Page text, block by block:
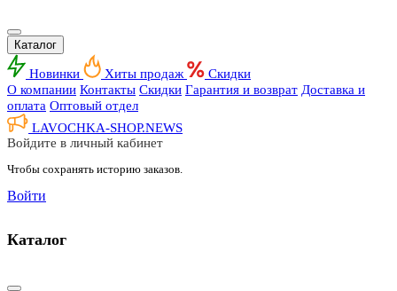
Каталог
Новинки Хиты продаж
Скидки
О компании Контакты Скидки Гарантия и возврат Доставка и
оплата Оптовый отдел
LAVOCHKA-SHOP.NEWS
Войдите в личный кабинет
Чтобы сохранять историю заказов.
Войти
Каталог